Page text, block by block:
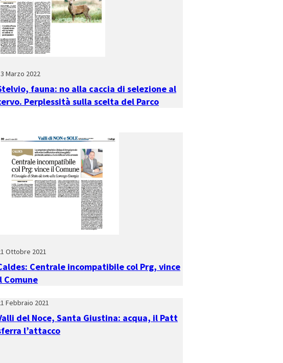
Marzo 2022
fauna: no alla caccia di selezione al
Perplessità sulla scelta del Parco
Ottobre 2021
Centrale incompatibile col Prg, vince
Comune
Febbraio 2021
del Noce, Santa Giustina: acqua, il Patt
l’attacco